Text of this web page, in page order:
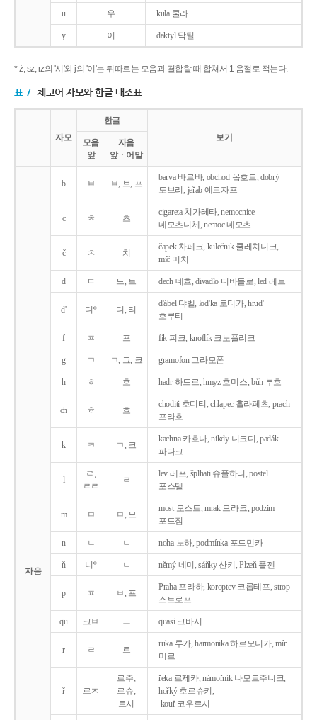
u 우 kula 쿨라
y 이 daktyl 닥틸
* ż, sz, rz의 '시'와 j의 '이'는 뒤따르는 모음과 결합할 때 합쳐서 1 음절로 적는다.
표 7 체코어 자모와 한글 대조표
자모
한글
보기
모음
앞
자음
앞ㆍ어말
자음
b ㅂ ㅂ, 브, 프
barva 바르바, obchod 옵호트, dobrý
도브리, jeřab 예르자프
c ㅊ 츠
cigareta 치가레타, nemocnice
네모츠니체, nemoc 네모츠
č ㅊ 치
čapek 차페크, kulečnik 쿨레치니크,
míč 미치
d ㄷ 드, 트 dech 데흐, divadlo 디바들로, led 레트
d' 디* 디, 티
d'ábel 댜벨, lod'ka 로티카, hrud'
흐루티
f ㅍ 프 fík 피크, knoflík 크노플리크
g ㄱ ㄱ, 그, 크 gramofon 그라모폰
h ㅎ 흐 hadr 하드르, hmyz 흐미스, bůh 부흐
ch ㅎ 흐
choditi 호디티, chlapec 흘라페츠, prach
프라흐
k ㅋ ㄱ, 크
kachna 카흐나, nikdy 니크디, padák
파다크
l
ㄹ,
ㄹㄹ
ㄹ
lev 레프, šplhati 슈플하티, postel
포스텔
m ㅁ ㅁ, 므
most 모스트, mrak 므라크, podzim
포드짐
n ㄴ ㄴ noha 노하, podmínka 포드민카
ň 니* ㄴ němý 네미, sáňky 산키, Plzeň 플젠
p ㅍ ㅂ, 프
Praha 프라하, koroptev 코롭테프, strop
스트로프
qu 크ㅂ ㅡ quasi 크바시
r ㄹ 르
ruka 루카, harmonika 하르모니카, mír
미르
ř 르ㅈ
르주,
르슈,
르시
řeka 르제카, námořník 나모르주니크,
hořký 호르슈키,
kouř 코우르시